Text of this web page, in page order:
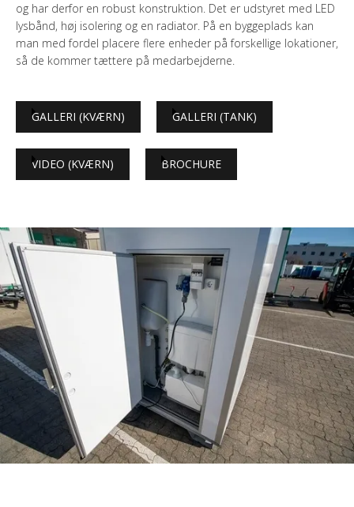
og har derfor en robust konstruktion. Det er udstyret med LED
lysbånd, høj isolering og en radiator. På en byggeplads kan
man med fordel placere flere enheder på forskellige lokationer,
så de kommer tættere på medarbejderne.
GALLERI (KVÆRN) GALLERI (TANK)
VIDEO (KVÆRN) BROCHURE